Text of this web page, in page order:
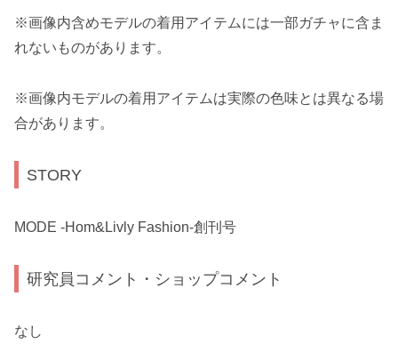
※画像内含めモデルの着用アイテムには一部ガチャに含ま
れないものがあります。
※画像内モデルの着用アイテムは実際の色味とは異なる場
合があります。
STORY
MODE -Hom&Livly Fashion-創刊号
研究員コメント・ショップコメント
なし